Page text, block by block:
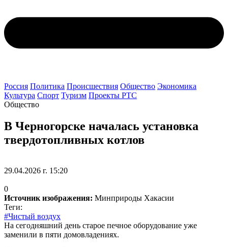
Россия Политика Происшествия Общество Экономика
Культура Спорт Туризм Проекты РТС
Общество
В Черногорске началась установка
твердотопливных котлов
29.04.2026 г. 15:20
0
Источник изображения: Минприроды Хакасии
Теги:
#Чистый воздух
На сегодняшний день старое печное оборудование уже
заменили в пяти домовладениях.